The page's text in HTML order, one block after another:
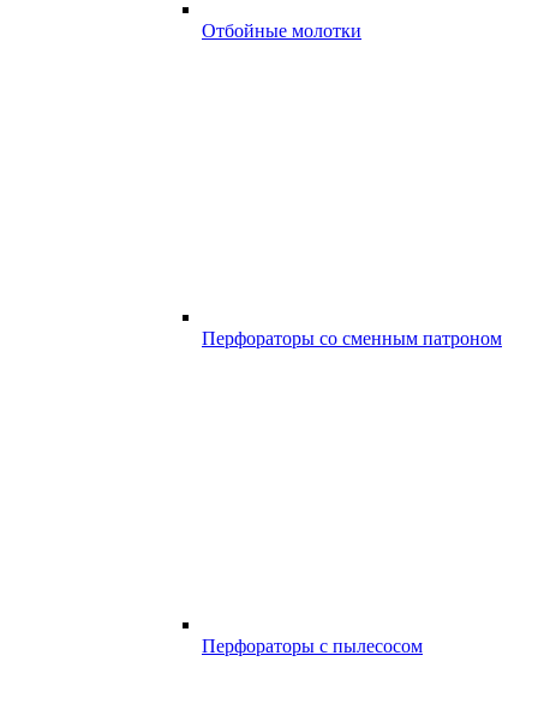
Отбойные молотки
Перфораторы со сменным патроном
Перфораторы с пылесосом